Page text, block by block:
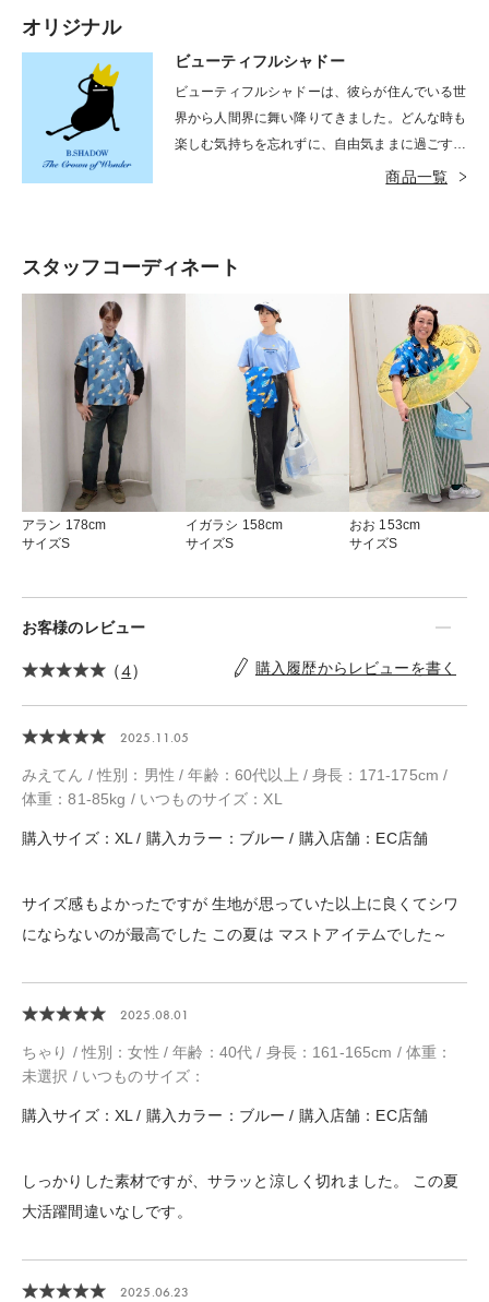
オリジナル
ビューティフルシャドー
ビューティフルシャドーは、彼らが住んでいる世
界から人間界に舞い降りてきました。どんな時も
楽しむ気持ちを忘れずに、自由気ままに過ごすイ
タズラ好き。長い手足であちこちと縦横無尽に動
商品一覧
スタッフコーディネート
アラン 178cm
サイズS
イガラシ 158cm
サイズS
おお 153cm
サイズS
お客様のレビュー
（4） 購入履歴からレビューを書く
2025.11.05
みえてん / 性別：男性 / 年齢：60代以上 / 身長：171-175cm /
体重：81-85kg / いつものサイズ：XL
購入サイズ：XL / 購入カラー：ブルー / 購入店舗：EC店舗
サイズ感もよかったですが 生地が思っていた以上に良くてシワ
にならないのが最高でした この夏は マストアイテムでした～
2025.08.01
ちゃり / 性別：女性 / 年齢：40代 / 身長：161-165cm / 体重：
未選択 / いつものサイズ：
購入サイズ：XL / 購入カラー：ブルー / 購入店舗：EC店舗
しっかりした素材ですが、サラッと涼しく切れました。 この夏
大活躍間違いなしです。
2025.06.23